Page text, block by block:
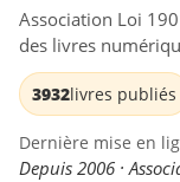
Association Loi
des livres
3932livres publiés
Dernière mise en
Depuis 2006 ·